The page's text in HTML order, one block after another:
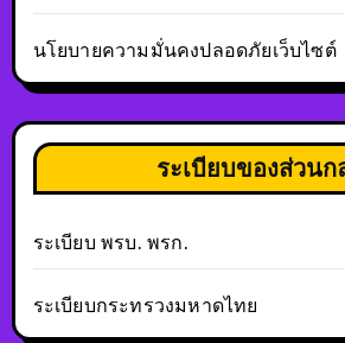
นโยบายความมั่นคงปลอดภัยเว็บไซต์
ระเบียบของส่วนก
ระเบียบ พรบ. พรก.
ระเบียบกระทรวงมหาดไทย